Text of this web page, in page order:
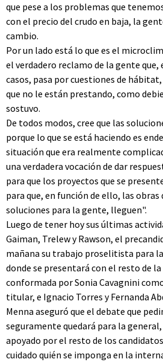
que pese a los problemas que
con el precio del crudo en baja, la
cambio.
Por un lado está lo que es el
el verdadero reclamo de la gente que,
casos, pasa por cuestiones de hábitat,
que no le están prestando, como
sostuvo.
De todos modos, cree que las
porque lo que se está haciendo es
situación que era realmente
una verdadera vocación de dar
para que los proyectos que se
para que, en función de ello, las obras
soluciones para la gente, lleguen".
Luego de tener hoy sus últimas
Gaiman, Trelew y Rawson, el
mañana su trabajo proselitista para
donde se presentará con el resto de
conformada por Sonia Cavagnini
titular, e Ignacio Torres y Fernanda
Menna aseguró que el debate que
seguramente quedará para la general,
apoyado por el resto de los
cuidado quién se imponga en la